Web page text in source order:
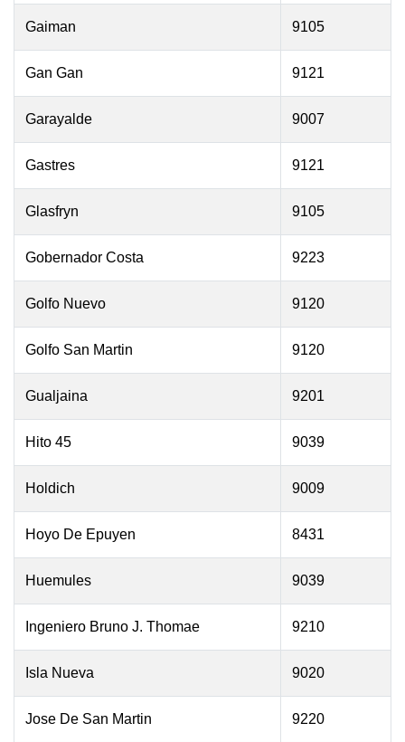
Gaiman 9105
Gan Gan 9121
Garayalde 9007
Gastres 9121
Glasfryn 9105
Gobernador Costa 9223
Golfo Nuevo 9120
Golfo San Martin 9120
Gualjaina 9201
Hito 45 9039
Holdich 9009
Hoyo De Epuyen 8431
Huemules 9039
Ingeniero Bruno J. Thomae 9210
Isla Nueva 9020
Jose De San Martin 9220